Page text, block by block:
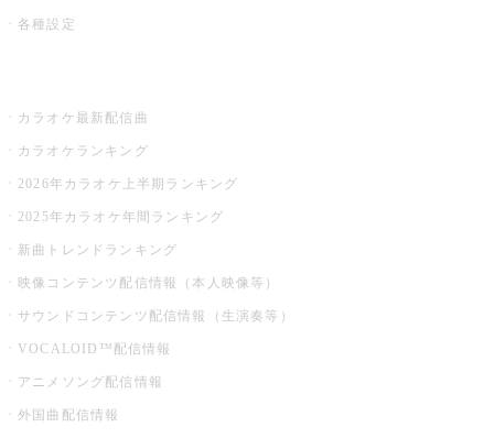
各種設定
カラオケ最新配信曲
カラオケランキング
2026年カラオケ上半期ランキング
2025年カラオケ年間ランキング
新曲トレンドランキング
映像コンテンツ配信情報（本人映像等）
サウンドコンテンツ配信情報（生演奏等）
VOCALOID™配信情報
アニメソング配信情報
外国曲配信情報